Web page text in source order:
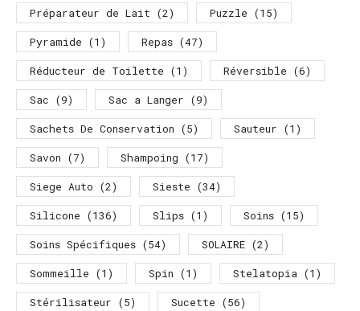
Préparateur de Lait (2) Puzzle (15)
Pyramide (1) Repas (47)
Réducteur de Toilette (1) Réversible (6)
Sac (9) Sac a Langer (9)
Sachets De Conservation (5) Sauteur (1)
Savon (7) Shampoing (17)
Siege Auto (2) Sieste (34)
Silicone (136) Slips (1) Soins (15)
Soins Spécifiques (54) SOLAIRE (2)
Sommeille (1) Spin (1) Stelatopia (1)
Stérilisateur (5) Sucette (56)